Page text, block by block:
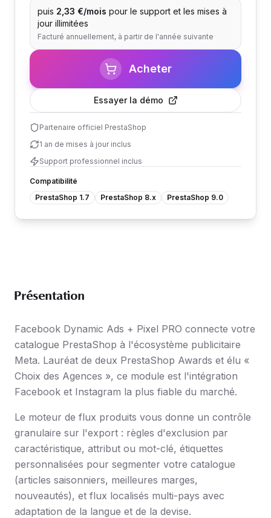
puis 2,33 €/mois pour le support et les mises à
jour illimitées
Facturé annuellement, à partir de l'année suivante
Acheter
Essayer la démo
Partenaire officiel PrestaShop
1 an de mises à jour inclus
Support professionnel inclus
Compatibilité
PrestaShop 1.7
PrestaShop 8.x PrestaShop 9.0
Présentation
Facebook Dynamic Ads + Pixel PRO connecte votre
catalogue PrestaShop à l'écosystème publicitaire
Meta. Lauréat de deux PrestaShop Awards et élu «
Choix des Agences », ce module est l'intégration
Facebook et Instagram la plus fiable du marché.
Le moteur de flux produits vous donne un contrôle
granulaire sur l'export : règles d'exclusion par
caractéristique, attribut ou mot-clé, étiquettes
personnalisées pour segmenter votre catalogue
(articles saisonniers, meilleures marges,
nouveautés), et flux localisés multi-pays avec
adaptation de la langue et de la devise.